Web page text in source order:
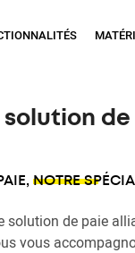
de
NOTRE
solution de paie
vous